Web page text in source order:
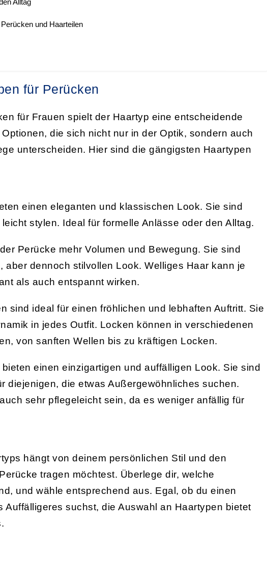
und Haarteilen
für Perücken
für Frauen spielt der Haartyp eine entscheidende
die sich nicht nur in der Optik, sondern auch
unterscheiden. Hier sind die gängigsten Haartypen
einen eleganten und klassischen Look. Sie sind
stylen. Ideal für formelle Anlässe oder den Alltag.
Perücke mehr Volumen und Bewegung. Sie sind
aber dennoch stilvollen Look. Welliges Haar kann je
als auch entspannt wirken.
sind ideal für einen fröhlichen und lebhaften Auftritt. Sie
in jedes Outfit. Locken können in verschiedenen
von sanften Wellen bis zu kräftigen Locken.
einen einzigartigen und auffälligen Look. Sie sind
diejenigen, die etwas Außergewöhnliches suchen.
sehr pflegeleicht sein, da es weniger anfällig für
hängt von deinem persönlichen Stil und den
tragen möchtest. Überlege dir, welche
und wähle entsprechend aus. Egal, ob du einen
Auffälligeres suchst, die Auswahl an Haartypen bietet